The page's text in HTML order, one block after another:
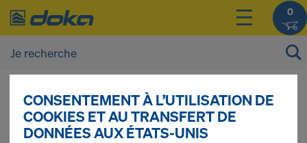
0
Vous pouvez afficher les prix de vos produits
après vous être connecté(e)ouinscrit(e)
CONSENTEMENT À L’UTILISATION DE
COOKIES ET AU TRANSFERT DE
DONNÉES AUX ÉTATS-UNIS